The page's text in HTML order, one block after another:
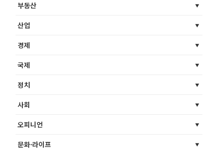
부동산
산업
경제
국제
정치
사회
오피니언
문화·라이프